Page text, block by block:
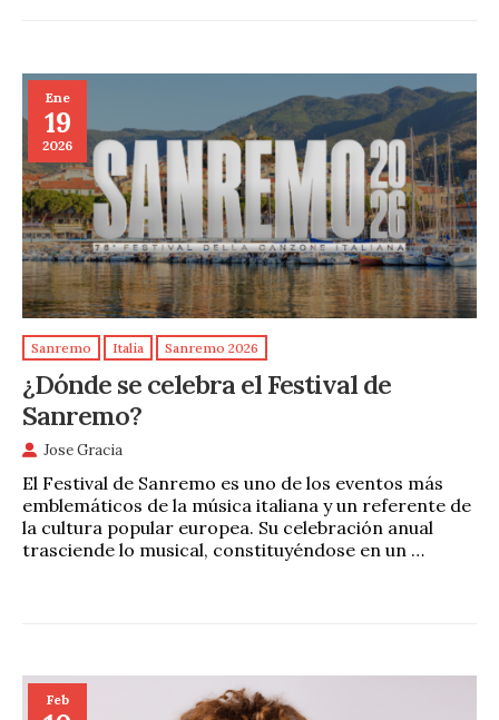
Ene
19
2026
Sanremo Italia Sanremo 2026
¿Dónde se celebra el Festival de
Sanremo?
Jose Gracia
El Festival de Sanremo es uno de los eventos más
emblemáticos de la música italiana y un referente de
la cultura popular europea. Su celebración anual
trasciende lo musical, constituyéndose en un …
Feb